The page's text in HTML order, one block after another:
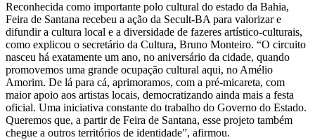
Reconhecida como importante polo cultural do estado da Bahia,
Feira de Santana recebeu a ação da Secult-BA para valorizar e
difundir a cultura local e a diversidade de fazeres artístico-culturais,
como explicou o secretário da Cultura, Bruno Monteiro. “O circuito
nasceu há exatamente um ano, no aniversário da cidade, quando
promovemos uma grande ocupação cultural aqui, no Amélio
Amorim. De lá para cá, aprimoramos, com a pré-micareta, com
maior apoio aos artistas locais, democratizando ainda mais a festa
oficial. Uma iniciativa constante do trabalho do Governo do Estado.
Queremos que, a partir de Feira de Santana, esse projeto também
chegue a outros territórios de identidade”, afirmou.